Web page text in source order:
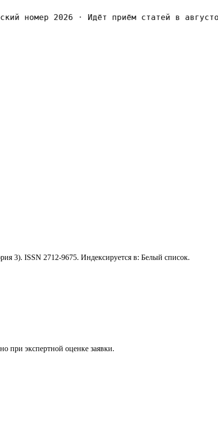
номер 2026·Идёт приём статей в
3). ISSN 2712-9675. Индексируется в: Белый список.
при экспертной оценке заявки.